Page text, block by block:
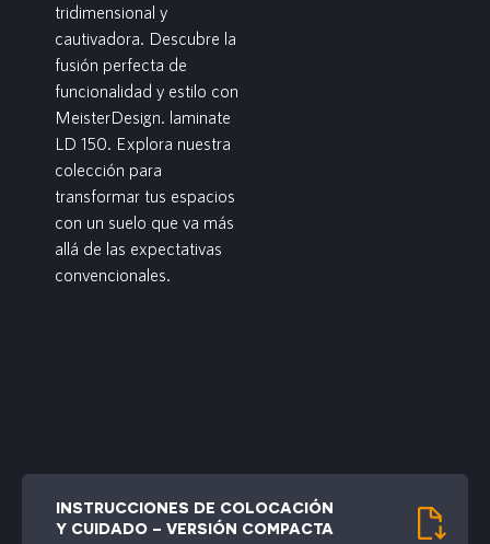
tridimensional y
cautivadora. Descubre la
fusión perfecta de
funcionalidad y estilo con
MeisterDesign. laminate
LD 150. Explora nuestra
colección para
transformar tus espacios
con un suelo que va más
allá de las expectativas
convencionales.
INSTRUCCIONES DE COLOCACIÓN
Y CUIDADO – VERSIÓN COMPACTA